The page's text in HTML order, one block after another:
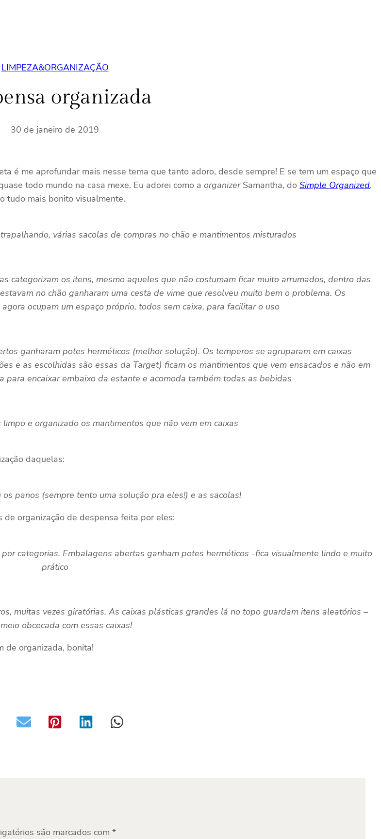
LIMPEZA&ORGANIZAÇÃO
organizada
30 de janeiro de 2019
é me aprofundar mais nesse tema que tanto adoro, desde sempre! E se tem um espaço que
todo mundo na casa mexe. Eu adorei como a organizerSamantha, do Simple Organized,
tudo mais bonito visualmente.
várias sacolas de compras no chão e mantimentos misturados
categorizam os itens, mesmo aqueles que não costumam ficar muito arrumados, dentro das
no chão ganharam uma cesta de vime que resolveu muito bem o problema. Os
ocupam um espaço próprio, todos sem caixa, para facilitar o uso
ganharam potes herméticos (melhor solução). Os temperos se agruparam em caixas
e as escolhidas são essas da Target) ficam os mantimentos que vem ensacados e não em
para encaixar embaixo da estante e acomoda também todas as bebidas
e organizado os mantimentos que não vem em caixas
daquelas:
panos (sempre tento uma solução pra eles!) e as sacolas!
de organização de despensa feita por eles:
categorias. Embalagens abertas ganham potes herméticos -fica visualmente lindo e muito
prático
muitas vezes giratórias. As caixas plásticas grandes lá no topo guardam itens aleatórios –
obcecada com essas caixas!
de organizada, bonita!
são marcados com *